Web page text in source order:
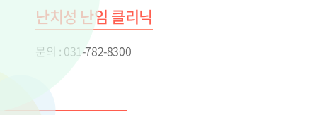
난치성 난임 클리닉
문의 : 031-782-8300